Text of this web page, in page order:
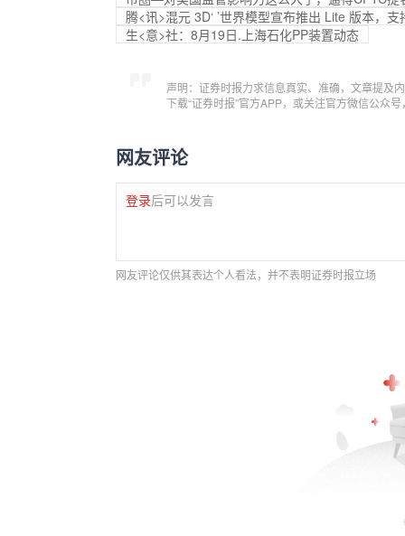
腾<讯>混元 3D‘ ’世界模型宣布推出 Lite 版本，
生<意>社：8月19日.上海石化PP装置动态
声明：证券时报力求信息真实、准确，文章提及
下载“证券时报”官方APP，或关注官方微信公众
网友评论
登录后可以发言
网友评论仅供其表达个人看法，并不表明证券时报立场